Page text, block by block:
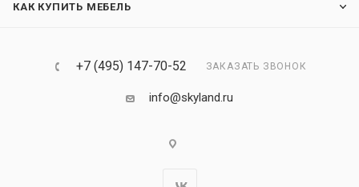
КАК КУПИТЬ МЕБЕЛЬ
+7 (495) 147-70-52 ЗАКАЗАТЬ ЗВОНОК
info@skyland.ru